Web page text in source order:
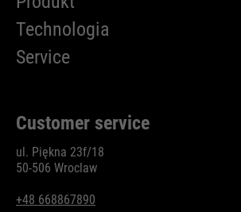
Technologia
Service
Customer service
ul. Piękna 23f/18
50-506 Wroclaw
+48 668867890